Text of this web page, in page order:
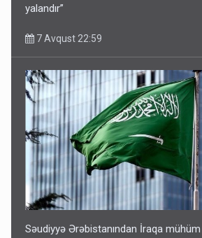
yalandır”
7 Avqust 22:59
Səudiyyə Ərəbistanından İraqa